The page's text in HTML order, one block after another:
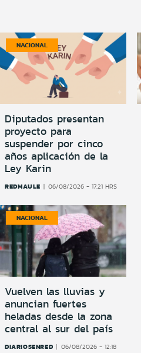
NACIONAL
Diputados presentan
proyecto para
suspender por cinco
años aplicación de la
Ley Karin
REDMAULE 06/08/2026 - 17:21 HRS
NACIONAL
Vuelven las lluvias y
anuncian fuertes
heladas desde la zona
central al sur del país
DIARIOSENRED
06/08/2026 - 12:18